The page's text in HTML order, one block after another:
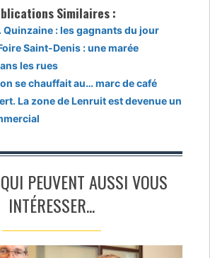
Similaires :
: les gagnants du jour
Saint-Denis : une marée
les rues
se chauffait au… marc de café
La zone de Lenruit est devenue un
PEUVENT AUSSI VOUS
INTÉRESSER...